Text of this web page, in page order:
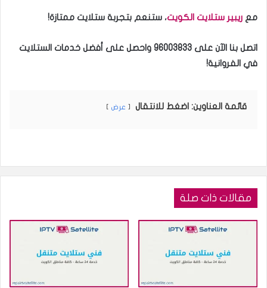
مع ريبير ستلايت الكويت، ستنعم بتجربة ستلايت ممتازة!
اتصل بنا الآن على 96003833
واحصل على أفضل خدمات الستلايت
في الفروانية!
قائمة العناوين: اضغط للانتقال عرض
مقالات ذات صلة